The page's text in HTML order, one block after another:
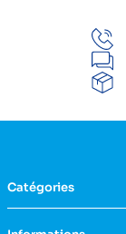
Catégories